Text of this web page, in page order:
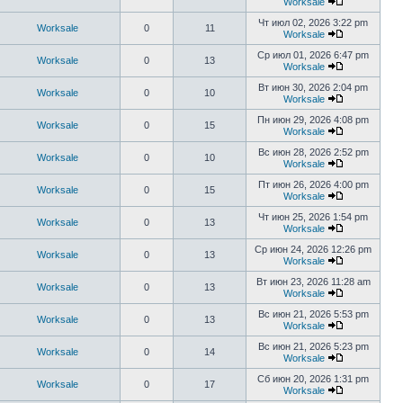
Worksale 0 11
Чт июл 02, 2026 3:22 pm
Worksale
Worksale 0 13
Ср июл 01, 2026 6:47 pm
Worksale
Worksale 0 10
Вт июн 30, 2026 2:04 pm
Worksale
Worksale 0 15
Пн июн 29, 2026 4:08 pm
Worksale
Worksale 0 10
Вс июн 28, 2026 2:52 pm
Worksale
Worksale 0 15
Пт июн 26, 2026 4:00 pm
Worksale
Worksale 0 13
Чт июн 25, 2026 1:54 pm
Worksale
Worksale 0 13
Ср июн 24, 2026 12:26 pm
Worksale
Worksale 0 13
Вт июн 23, 2026 11:28 am
Worksale
Worksale 0 13
Вс июн 21, 2026 5:53 pm
Worksale
Worksale 0 14
Вс июн 21, 2026 5:23 pm
Worksale
Worksale 0 17
Сб июн 20, 2026 1:31 pm
Worksale